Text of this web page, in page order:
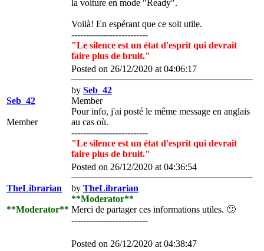
la voiture en mode "Ready".
Voilà! En espérant que ce soit utile.
--------------------------
"Le silence est un état d'esprit qui devrait
faire plus de bruit."
Seb_42
Member
Posted on 26/12/2020 at 04:06:17
by Seb_42
Member
Pour info, j'ai posté le même message en anglais
au cas où.
--------------------------
"Le silence est un état d'esprit qui devrait
faire plus de bruit."
TheLibrarian
**Moderator**
Posted on 26/12/2020 at 04:36:54
by TheLibrarian
**Moderator**
Merci de partager ces informations utiles. 🙂
--------------------------
Posted on 26/12/2020 at 04:38:47